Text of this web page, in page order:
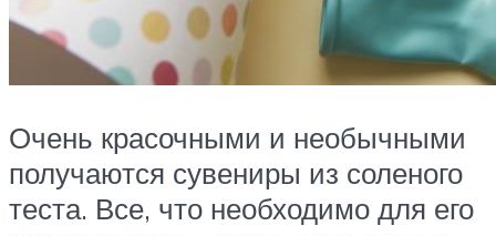
Очень красочными и необычными
получаются сувениры из соленого
теста. Все, что необходимо для его